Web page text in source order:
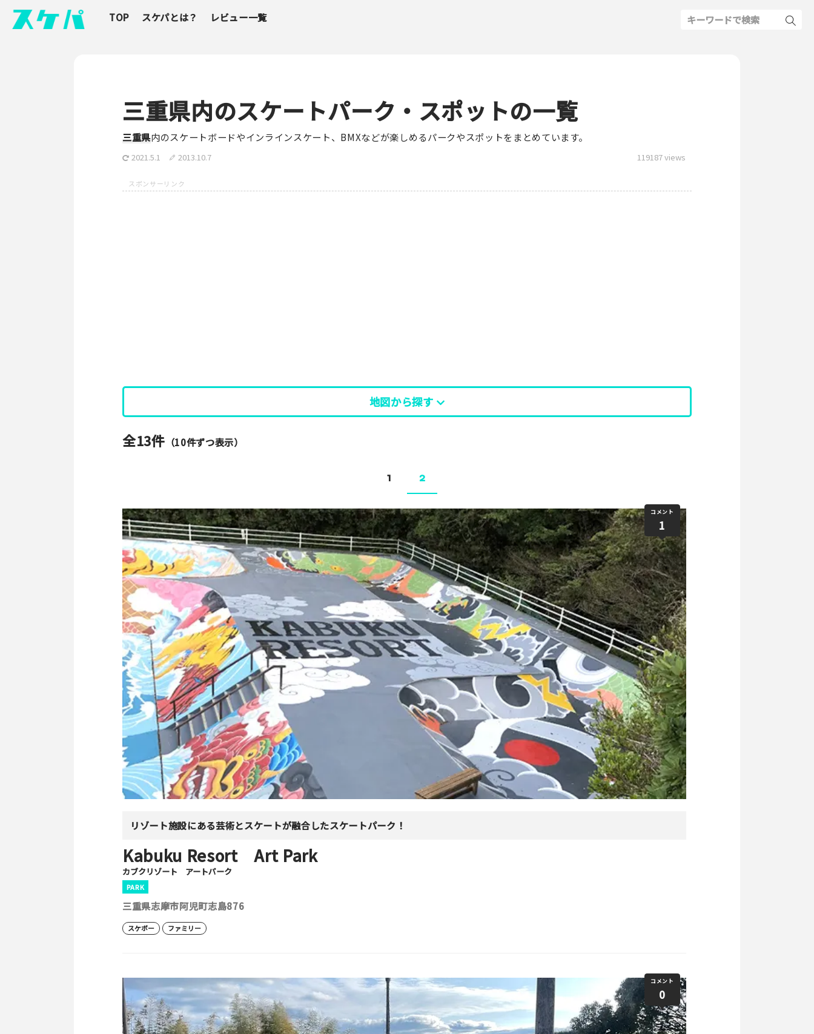
TOP スケパとは？ レビュー一覧
三重県内のスケートパーク・スポットの一覧
三重県内のスケートボードやインラインスケート、BMXなどが楽しめるパークやスポットをまとめています。
2021.5.1 2013.10.7 119187 views
地図から探す
全13件 （10件ずつ表示）
1 2
コメント
1
リゾート施設にある芸術とスケートが融合したスケートパーク！
Kabuku Resort Art Park
カブクリゾート アートパーク
PARK
三重県志摩市阿児町志島876
スケボー ファミリー
コメント
0